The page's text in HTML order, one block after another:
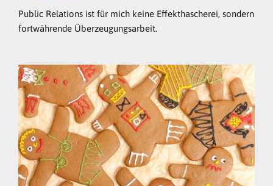
Public Relations ist für mich keine Effekthascherei, sondern
fortwährende Überzeugungsarbeit.